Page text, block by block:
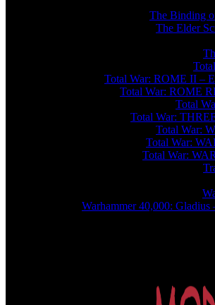
The Binding
The Elder
Total War: ROME II –
Total War: ROME
Total
Total War:
Total War:
Total War:
Total War:
Warhammer 40,000: Gladius